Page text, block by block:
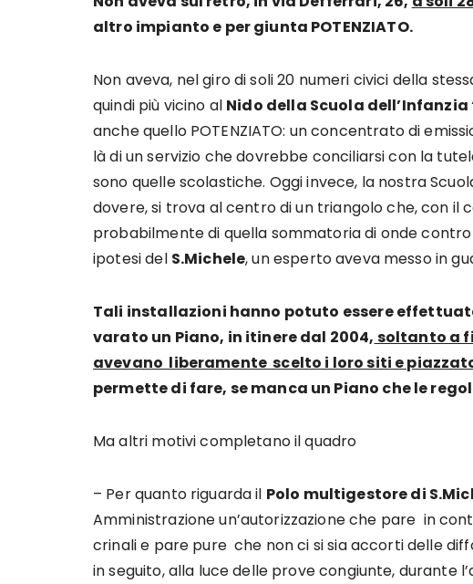
altro impianto e per giunta POTENZIATO.
Non aveva, nel giro di soli 20 numeri civici della
quindi più vicino al Nido della Scuola
anche quello POTENZIATO: un concentrato di
là di un servizio che dovrebbe conciliarsi con la
sono quelle scolastiche. Oggi invece, la nostra
dovere, si trova al centro di un triangolo che, con il
probabilmente di quella sommatoria di onde
ipotesi del S.Michele, un esperto aveva messo in
Tali installazioni hanno potuto essere
varato un Piano, in itinere dal 2004, soltanto a
avevano liberamente scelto i loro siti e
permette di fare, se manca un Piano che le
Ma altri motivi completano il quadro
– Per quanto riguarda il Polo multigestore di
Amministrazione un’autorizzazione che pare in
crinali e pare pure che non ci si sia accorti delle
in seguito, alla luce delle prove congiunte, durante